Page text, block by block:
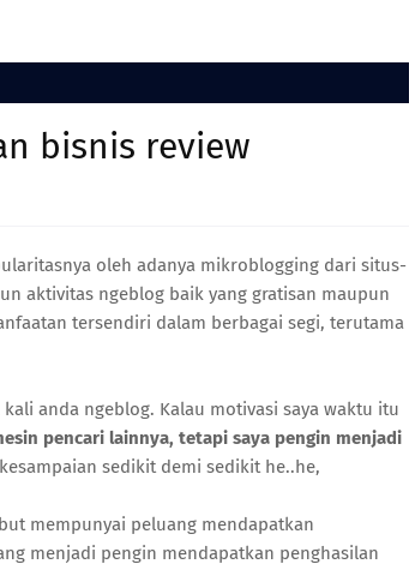
bisnis review
oleh adanya mikroblogging dari situs-
aktivitas ngeblog baik yang gratisan maupun
tersendiri dalam berbagai segi, terutama
anda ngeblog. Kalau motivasi saya waktu itu
pencari lainnya, tetapi saya pengin menjadi
sedikit demi sedikit he..he,
mempunyai peluang mendapatkan
menjadi pengin mendapatkan penghasilan